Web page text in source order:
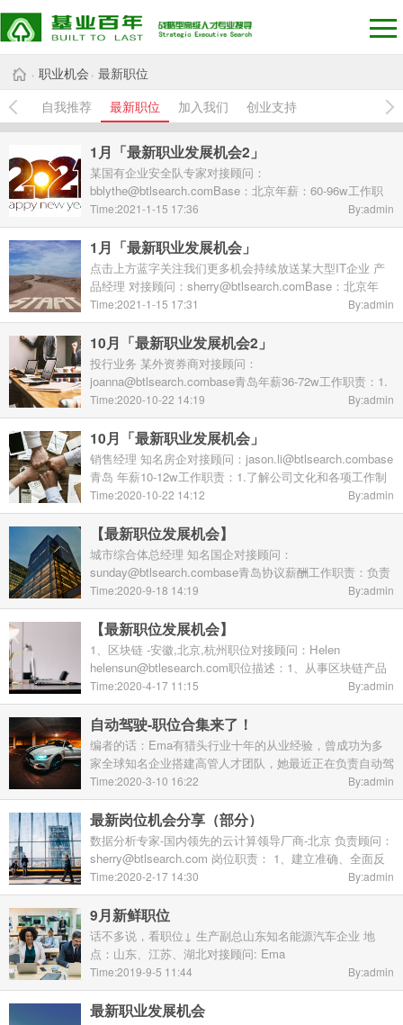
› 职业机会 › 最新职位
自我推荐
最新职位 加入我们 创业支持
1月「最新职业发展机会2」
某国有企业安全队专家对接顾问：
bblythe@btlsearch.comBase：北京年薪：60-96w工作职
责：前沿攻防技术研究，输出研究成果；1.负责公司核心产
品的深入漏洞挖掘；2.负责红队工具的研发；3.代表公司参
加国内外知名攻防 ...
Time:2021-1-15 17:36 By:admin
1月「最新职业发展机会」
​点击上方蓝字关注我们更多机会持续放送某大型IT企业 产
品经理 对接顾问：sherry@btlsearch.comBase：北京年
薪：75-120w工作职责：1.负责竞品调研及市场分析，通过
需求调研和分析不断提升产品竞 ...
Time:2021-1-15 17:31 By:admin
10月「最新职业发展机会2」
投行业务 某外资券商对接顾问：
joanna@btlsearch.combase青岛年薪36-72w工作职责：1.
负责ABS、企业债等项目建议书的编写，参与项目方案的
设计；2.IPO、再融资、并购重组，债券承销，独立完成项
目尽职调查、方案论证 ...
Time:2020-10-22 14:19 By:admin
10月「最新职业发展机会」
销售经理 知名房企对接顾问：jason.li@btlsearch.combase
青岛 年薪10-12w工作职责：1.了解公司文化和各项工作制
度，并能够及时传达、解读、执行；2.制定个人及团队工作
计划，并能高效执行、创造性的完成；3.带领团队 ...
Time:2020-10-22 14:12 By:admin
【最新职位发展机会】
城市综合体总经理 知名国企对接顾问：
sunday@btlsearch.combase青岛协议薪酬工作职责：负责
城市综合体项目整体招商、运营管理工作，完成集团的经营
指标。任职资格：大型写字楼群为主的城市综合体招商，租
售或资产管 ...
Time:2020-9-18 14:19 By:admin
【最新职位发展机会】
1、区块链 -安徽,北京,杭州职位对接顾问：Helen
helensun@btlesearch.com职位描述：1、从事区块链产品
的设计和开发，专注于区块链底层技术的研究和应用，区块
链周边工具开发；2、搭建区块链底层基础设施，实现联盟
...
Time:2020-4-17 11:15 By:admin
自动驾驶-职位合集来了！
编者的话：Ema有猎头行业十年的从业经验，曾成功为多
家全球知名企业搭建高管人才团队，她最近正在负责自动驾
驶领域的大量职位哦~自动驾驶领域的“牛人”是你吗？直接
联系她：Ema@btlsearch.com导航定位技术经理:岗位 ...
Time:2020-3-10 16:22 By:admin
最新岗位机会分享（部分）
数据分析专家-国内领先的云计算领导厂商-北京 负责顾问：
sherry@btlsearch.com 岗位职责： 1、建立准确、全面反
映业务运作健康度的数据指标体系和工具，包括用户维度、
内容维度、产品维度、商业维度； 2、构建有效的 ...
Time:2020-2-17 14:30 By:admin
9月新鲜职位
话不多说，看职位↓ 生产副总山东知名能源汽车企业 地
点：山东、江苏、湖北对接顾问: Ema
ema@btlsearch.com职位描述：1、参与汽车基地的筹建
2、负责生产领导班子的搭建3、负责生产体系的运营4、有
过5年以 ...
Time:2019-9-5 11:44 By:admin
最新职业发展机会